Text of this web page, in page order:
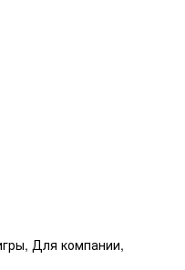
Для компании,